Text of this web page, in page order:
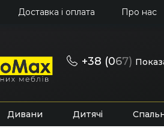
Доставка і оплата Про нас
+38 (067)
Дивани Дитячі